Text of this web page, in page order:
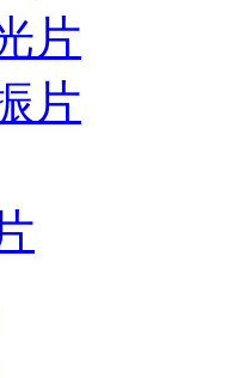
片
片